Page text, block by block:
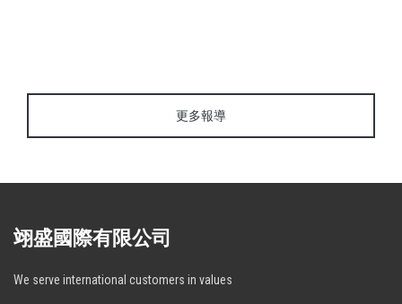
更多報導
翊盛國際有限公司
We serve international customers in values